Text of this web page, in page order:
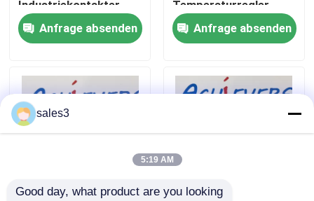
Neuigkeiten
News
PEPPERL FUCHS Isolierte Barriere
Industriekontakter
Anfrage absenden
Temperaturregler
Anfrage absenden
sales3
5:19 AM
Good day, what product are you looking